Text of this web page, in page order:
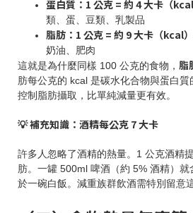
蛋白質：1 公克 = 約 4 大卡（kcal
類、蛋、豆類、乳製品
脂肪：1 公克 = 約 9 大卡（kcal）
奶油、肥肉
這就是為什麼同樣 100 公克的食物， 脂
肪每公克的 kcal 是碳水化合物與蛋白
控制脂肪攝取，比單純減量更有效。
💡 補充知識：酒精每公克 7 大卡
許多人忽略了酒精的熱量。1 公克酒精
肪。一罐 500ml 啤酒（約 5% 酒精）
於一碗白飯。減重族群飲酒需特別留意